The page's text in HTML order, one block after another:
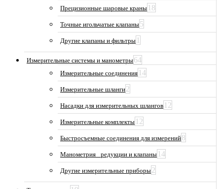
Прецизионные шаровые краны 18
Точные игольчатые клапаны5
Другие клапаны и фильтры 1
Измерительные системы и манометры64
Измерительные соединения 14
Измерительные шланги2
Насадки для измерительных шлангов 12
Измерительные комплекты 12
Быстросъемные соединения для измерений8
Манометрия_ редукции и клапаны 14
Другие измерительные приборы2